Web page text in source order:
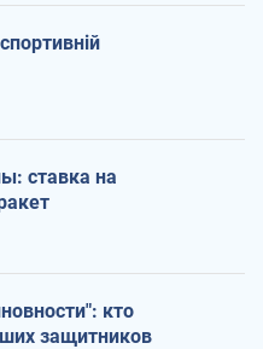
ставка на
кто
защитников